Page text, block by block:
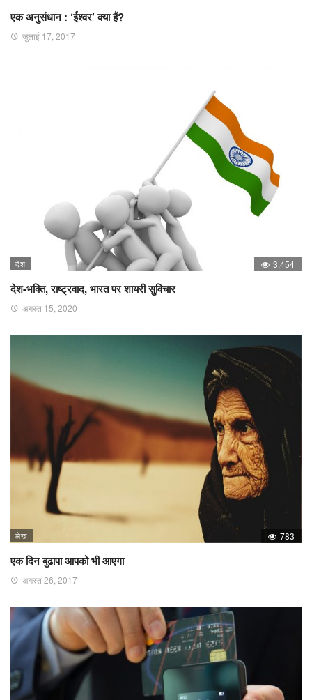
एक अनुसंधान : ‘ईश्वर’ क्या हैं?
जुलाई 17, 2017
देश 3,454
देश-भक्ति, राष्ट्रवाद, भारत पर शायरी सुविचार
अगस्त 15, 2020
लेख 783
एक दिन बुढापा आपको भी आएगा
अगस्त 26, 2017